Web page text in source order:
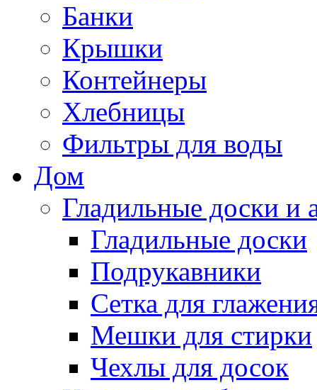
Банки
Крышки
Контейнеры
Хлебницы
Фильтры для воды
Дом
Гладильные доски и
Гладильные доски
Подрукавники
Сетка для
Мешки для стирки
Чехлы для досок